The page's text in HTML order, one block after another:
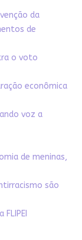
da
de
o voto
econômica
voz a
de meninas,
são